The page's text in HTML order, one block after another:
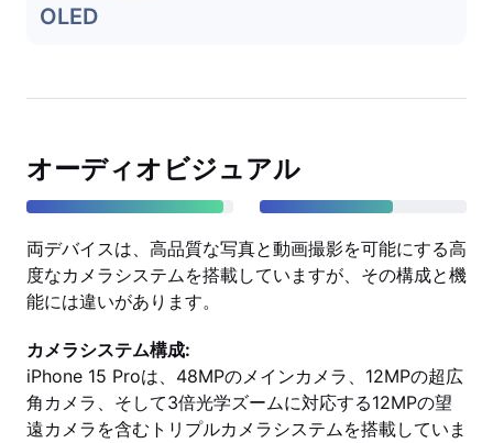
OLED
オーディオビジュアル
両デバイスは、高品質な写真と動画撮影を可能にする高
度なカメラシステムを搭載していますが、その構成と機
能には違いがあります。
カメラシステム構成:
iPhone 15 Proは、48MPのメインカメラ、12MPの超広
角カメラ、そして3倍光学ズームに対応する12MPの望
遠カメラを含むトリプルカメラシステムを搭載していま